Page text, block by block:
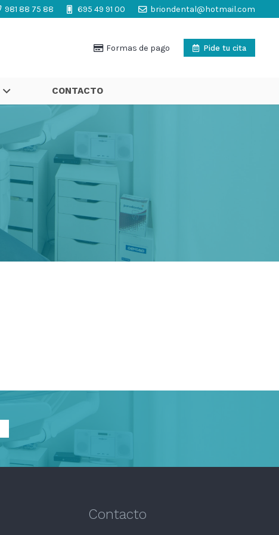
981 88 75 88 695 49 91 00 briondental@hotmail.com
Formas de pago Pide tu cita
CONTACTO
Contacto